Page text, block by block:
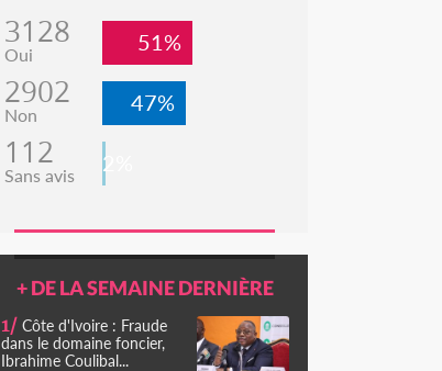
3128
Oui 51%
2902
Non 47%
112
Sans avis 2%
+ DE LA SEMAINE DERNIÈRE
1/ Côte d'Ivoire : Fraude
dans le domaine foncier,
Ibrahime Coulibal...